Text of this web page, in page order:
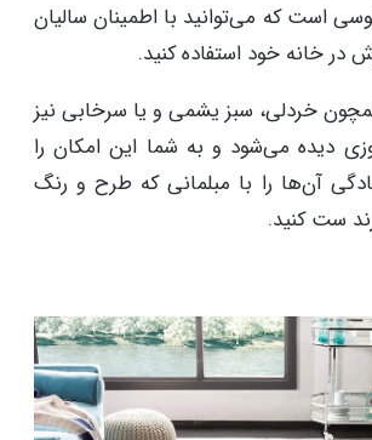
است که می‌توانید با اطمینان سالیان
در خانه خود استفاده کنید.
خردلی، سبز یشمی و یا سرخابی نیز
دیده می‌شود و به شما این امکان را
آن‌ها را با مبلمانی که طرح و رنگ
ست کنید.